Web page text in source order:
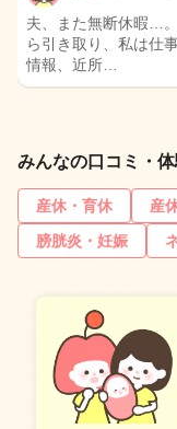
夫、また無断休暇…
ら引き取り、私は仕
情報、近所…
みんなの口コミ・
産休・育休 産
膀胱炎・妊娠